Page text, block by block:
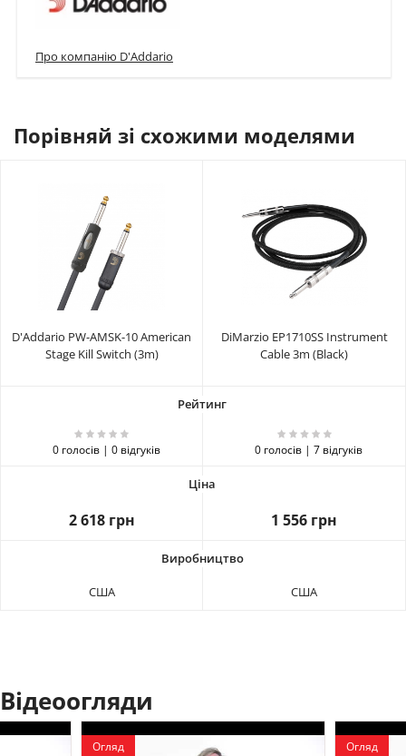
Про компанію D'Addario
Порівняй зі схожими моделями
D'Addario PW-AMSK-10 American
Stage Kill Switch (3m)
DiMarzio EP1710SS Instrument
Cable 3m (Black)
0 голосів | 0 відгуків 0 голосів | 7 відгуків
2 618 грн 1 556 грн
США США
Відеоогляди
Огляд Огляд